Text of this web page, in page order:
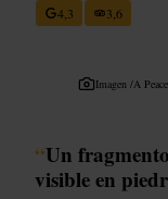
4,3
3,6
Imagen /A
“Un
visible en